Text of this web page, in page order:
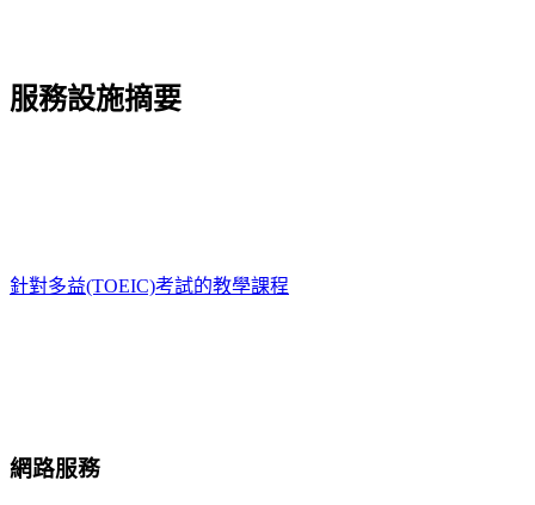
服務設施摘要
針對多益(TOEIC)考試的教學課程
網路服務